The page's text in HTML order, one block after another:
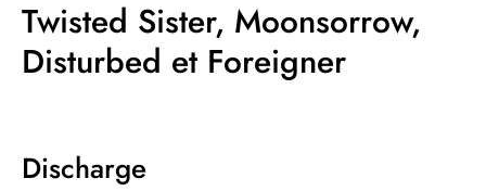
Twisted Sister, Moonsorrow,
Disturbed et Foreigner
Discharge